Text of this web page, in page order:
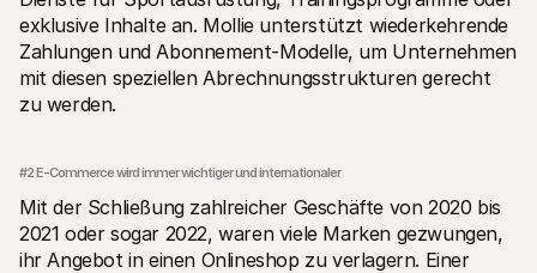
exklusive Inhalte an. Mollie unterstützt wiederkehrende
Zahlungen und Abonnement-Modelle, um Unternehmen
mit diesen speziellen Abrechnungsstrukturen gerecht
zu werden.
#2 E-Commerce wird immer wichtiger und internationaler
Mit der Schließung zahlreicher Geschäfte von 2020 bis
2021 oder sogar 2022, waren viele Marken gezwungen,
ihr Angebot in einen Onlineshop zu verlagern. Einer